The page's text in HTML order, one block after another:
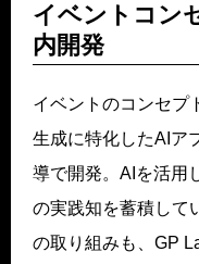
イベントコン
内開発
イベントのコンセプ
生成に特化したAIア
導で開発。AIを活用
の実践知を蓄積して
の取り組みも、GP